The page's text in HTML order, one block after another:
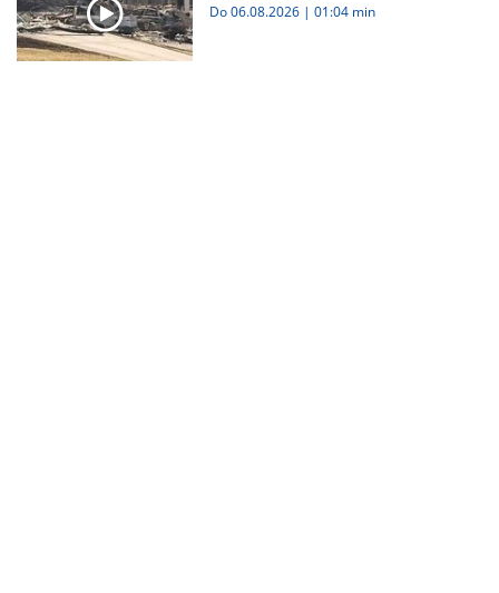
Do 06.08.2026 | 01:04 min